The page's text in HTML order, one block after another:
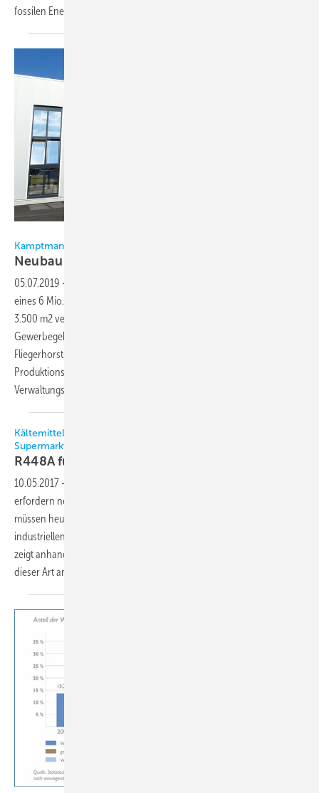
fossilen Energieträger Gas bei genehmigten
Kamptmann
Neubau vergrößert
05.07.2019 -
eines 6 Mio. Euro teuren Standortneubaus seine Fertigungsfläche auf
3.500 m2 vergrößert. Das erworbene Grundstück im Crailsheimer
Gewerbegebiet befindet sich auf dem Areal eines ehemaligen
Fliegerhorsts und verfügt neben der neuen energieeffizienten
Produktionshalle auch über ein 740 m2 großes
Verwaltungsgebäude.
Kältemittel in industriellen Prozessanlagen und für
Supermarktkälte
R448A für Neubau und
10.05.2017 -
erfordern neue Lösungsansätze in der Kältetechnik. Neue Kältemittel
müssen heutzutage bestimmte Kriterien erfüllen, damit sie in
industriellen Prozessanlagen eingesetzt werden können. Der Beitrag
zeigt anhand zweier Anwendungsbeispiele, worauf es bei der Planung
dieser Art ankommt.